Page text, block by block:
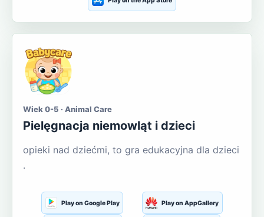
Wiek 0-5 · Animal Care
Pielęgnacja niemowląt i dzieci
opieki nad dziećmi, to gra edukacyjna dla dzieci
.
Play on Google Play Play on AppGallery